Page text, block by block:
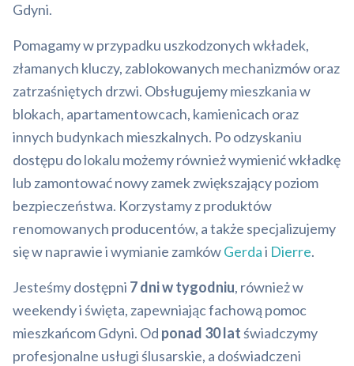
Gdyni.
Pomagamy w przypadku uszkodzonych wkładek,
złamanych kluczy, zablokowanych mechanizmów oraz
zatrzaśniętych drzwi. Obsługujemy mieszkania w
blokach, apartamentowcach, kamienicach oraz
innych budynkach mieszkalnych. Po odzyskaniu
dostępu do lokalu możemy również wymienić wkładkę
lub zamontować nowy zamek zwiększający poziom
bezpieczeństwa. Korzystamy z produktów
renomowanych producentów, a także specjalizujemy
się w naprawie i wymianie zamkówGerdai Dierre.
Jesteśmy dostępni 7 dni w tygodniu, również w
weekendy i święta, zapewniając fachową pomoc
mieszkańcom Gdyni. Od ponad 30 latświadczymy
profesjonalne usługi ślusarskie, a doświadczeni